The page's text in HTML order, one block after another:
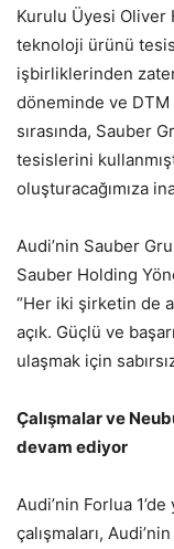
Kurulu Üyesi Oliver
teknoloji ürünü
işbirliklerinden
döneminde ve DTM
sırasında, Sauber
tesislerini
oluşturacağımıza
Audi’nin Sauber
Sauber Holding
“Her iki şirketin de
açık. Güçlü ve
ulaşmak için
Çalışmalar ve
devam ediyor
Audi’nin Forlua
çalışmaları,